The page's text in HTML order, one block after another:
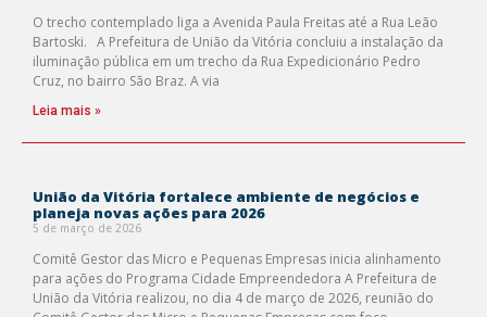
O trecho contemplado liga a Avenida Paula Freitas até a Rua Leão
Bartoski. A Prefeitura de União da Vitória concluiu a instalação da
iluminação pública em um trecho da Rua Expedicionário Pedro
Cruz, no bairro São Braz. A via
Leia mais »
União da Vitória fortalece ambiente de negócios e
planeja novas ações para 2026
5 de março de 2026
Comitê Gestor das Micro e Pequenas Empresas inicia alinhamento
para ações do Programa Cidade Empreendedora A Prefeitura de
União da Vitória realizou, no dia 4 de março de 2026, reunião do